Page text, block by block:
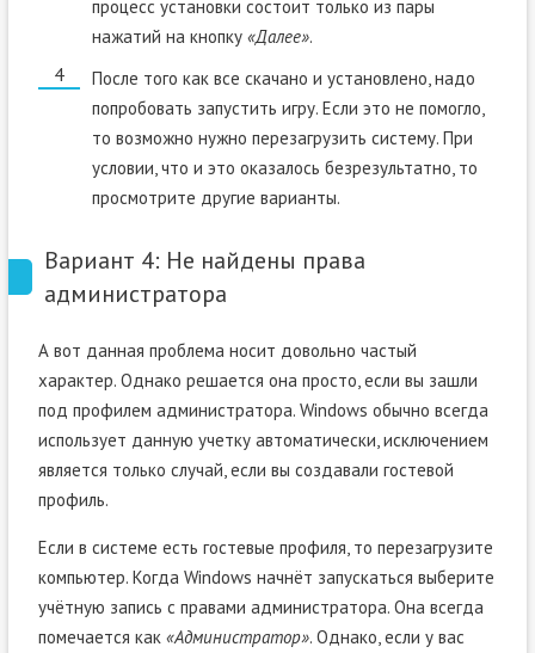
процесс установки состоит только из пары
нажатий на кнопку «Далее».
После того как все скачано и установлено, надо
попробовать запустить игру. Если это не помогло,
то возможно нужно перезагрузить систему. При
условии, что и это оказалось безрезультатно, то
просмотрите другие варианты.
Вариант 4: Не найдены права
администратора
А вот данная проблема носит довольно частый
характер. Однако решается она просто, если вы зашли
под профилем администратора. Windows обычно всегда
использует данную учетку автоматически, исключением
является только случай, если вы создавали гостевой
профиль.
Если в системе есть гостевые профиля, то перезагрузите
компьютер. Когда Windows начнёт запускаться выберите
учётную запись с правами администратора. Она всегда
помечается как «Администратор». Однако, если у вас